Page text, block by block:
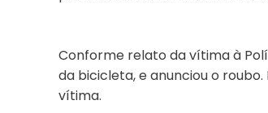
Conforme relato da vítima à
da bicicleta, e anunciou o
vítima.